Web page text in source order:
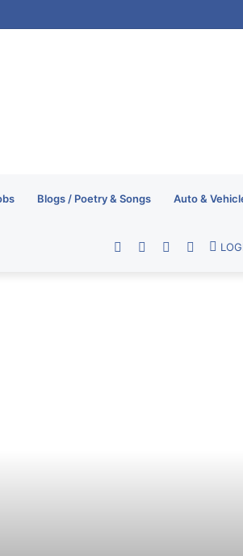
Blogs / Poetry & Songs Auto &
RSS
YouTube
Twitter
Facebook